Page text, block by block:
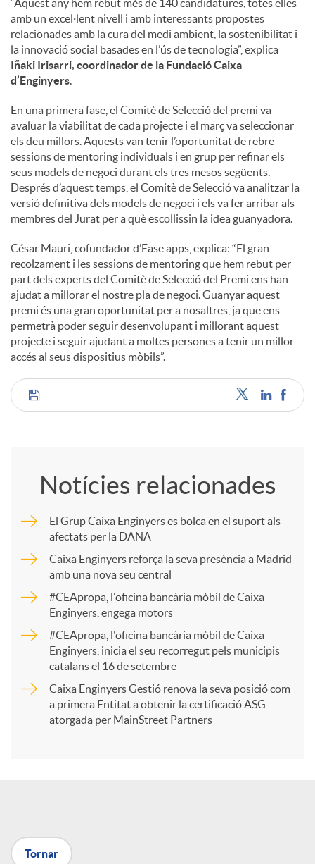
“Aquest any hem rebut més de 140 candidatures, totes elles
amb un excel·lent nivell i amb interessants propostes
relacionades amb la cura del medi ambient, la sostenibilitat i
la innovació social basades en l’ús de tecnologia”, explica
Iñaki Irisarri, coordinador de la Fundació Caixa
d’Enginyers.
En una primera fase, el Comitè de Selecció del premi va
avaluar la viabilitat de cada projecte i el març va seleccionar
els deu millors. Aquests van tenir l’oportunitat de rebre
sessions de mentoring individuals i en grup per refinar els
seus models de negoci durant els tres mesos següents.
Després d’aquest temps, el Comitè de Selecció va analitzar la
versió definitiva dels models de negoci i els va fer arribar als
membres del Jurat per a què escollissin la idea guanyadora.
César Mauri, cofundador d’Ease apps, explica: “El gran
recolzament i les sessions de mentoring que hem rebut per
part dels experts del Comitè de Selecció del Premi ens han
ajudat a millorar el nostre pla de negoci. Guanyar aquest
premi és una gran oportunitat per a nosaltres, ja que ens
permetrà poder seguir desenvolupant i millorant aquest
projecte i seguir ajudant a moltes persones a tenir un millor
accés al seus dispositius mòbils”.
C
p
a
r
t
Notícies relacionades
El Grup Caixa Enginyers es bolca en el suport als
afectats per la DANA
Caixa Enginyers reforça la seva presència a Madrid
amb una nova seu central
#CEApropa, l'oficina bancària mòbil de Caixa
Enginyers, engega motors
#CEApropa, l'oficina bancària mòbil de Caixa
Enginyers, inicia el seu recorregut pels municipis
catalans el 16 de setembre
Caixa Enginyers Gestió renova la seva posició com
a primera Entitat a obtenir la certificació ASG
atorgada per MainStreet Partners
Tornar